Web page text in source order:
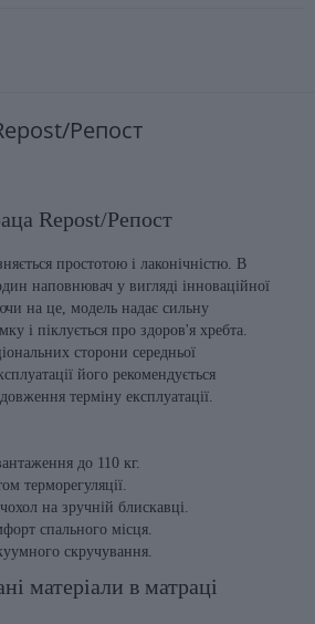
Репост
Repost/Репост
простотою і лаконічністю. В
наповнювач у вигляді інноваційної
на це, модель надає сильну
і піклується про здоров'я хребта.
сторони середньої
його рекомендується
терміну експлуатації.
до 110 кг.
терморегуляції.
на зручній блискавці.
спального місця.
скручування.
матеріали в матраці